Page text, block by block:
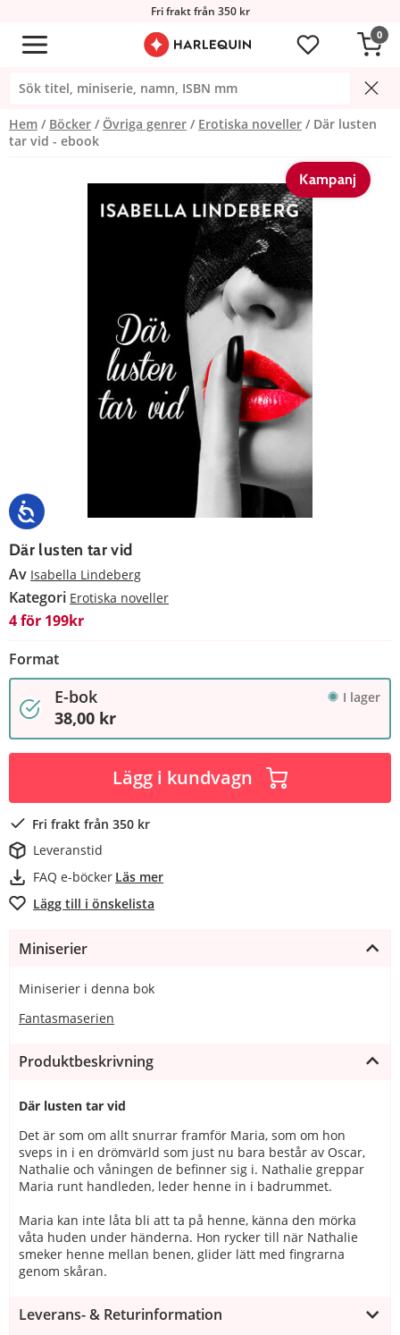
Fri frakt från 350 kr
0
Hem Böcker Övriga genrer Erotiska noveller
Där lusten
tar vid - ebook
Kampanj
Där lusten tar vid
Av Isabella Lindeberg
Kategori Erotiska noveller
4 för 199kr
Format
E-bok I lager
38,00 kr
Lägg i kundvagn
Fri frakt från 350 kr
Leveranstid
FAQ e-böcker Läs mer
Lägg till i önskelista
Miniserier
Miniserier i denna bok
Fantasmaserien
Produktbeskrivning
Där lusten tar vid
Det är som om allt snurrar framför Maria, som om hon
sveps in i en drömvärld som just nu bara består av Oscar,
Nathalie och våningen de befinner sig i. Nathalie greppar
Maria runt handleden, leder henne in i badrummet.
Maria kan inte låta bli att ta på henne, känna den mörka
våta huden under händerna. Hon rycker till när Nathalie
smeker henne mellan benen, glider lätt med fingrarna
genom skåran.
Leverans- & Returinformation